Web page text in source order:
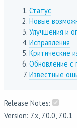
Статус
Новые
Улучшения и
Исправления
Критические
Обновление с
Известные
Release Notes:
Version: 7.x, 7.0.0, 7.0.1